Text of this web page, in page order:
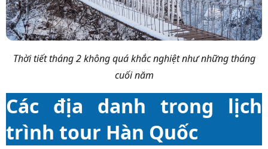
Thời tiết tháng 2không quá khắc nghiệt như những tháng
cuối năm
Các địa danh trong lịch
trình tour Hàn Quốc